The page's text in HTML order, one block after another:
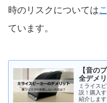
時のリスクについては
ています。
【音の
全デメ
ミライス
説！購入
紹介します